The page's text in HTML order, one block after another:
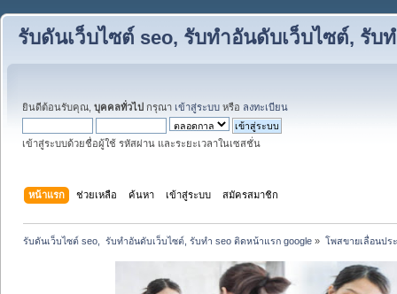
รับดันเว็บไซต์ seo, รับทำอันดับเว็บไซต์, รับ
ยินดีต้อนรับคุณ, บุคคลทั่วไป กรุณา เข้าสู่ระบบ หรือ ลงทะเบียน
เข้าสู่ระบบด้วยชื่อผู้ใช้ รหัสผ่าน และระยะเวลาในเซสชั่น
หน้าแรก ช่วยเหลือ ค้นหา เข้าสู่ระบบ สมัครสมาชิก
รับดันเว็บไซต์ seo,  รับทำอันดับเว็บไซต์, รับทำ seo ติดหน้าแรก google » โพสขายเลื่อนปร